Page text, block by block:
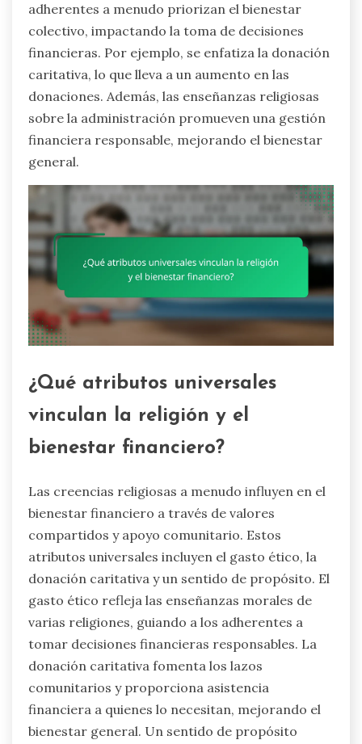
adherentes a menudo priorizan el bienestar
colectivo, impactando la toma de decisiones
financieras. Por ejemplo, se enfatiza la donación
caritativa, lo que lleva a un aumento en las
donaciones. Además, las enseñanzas religiosas
sobre la administración promueven una gestión
financiera responsable, mejorando el bienestar
general.
¿Qué atributos universales
vinculan la religión y el
bienestar financiero?
Las creencias religiosas a menudo influyen en el
bienestar financiero a través de valores
compartidos y apoyo comunitario. Estos
atributos universales incluyen el gasto ético, la
donación caritativa y un sentido de propósito. El
gasto ético refleja las enseñanzas morales de
varias religiones, guiando a los adherentes a
tomar decisiones financieras responsables. La
donación caritativa fomenta los lazos
comunitarios y proporciona asistencia
financiera a quienes lo necesitan, mejorando el
bienestar general. Un sentido de propósito